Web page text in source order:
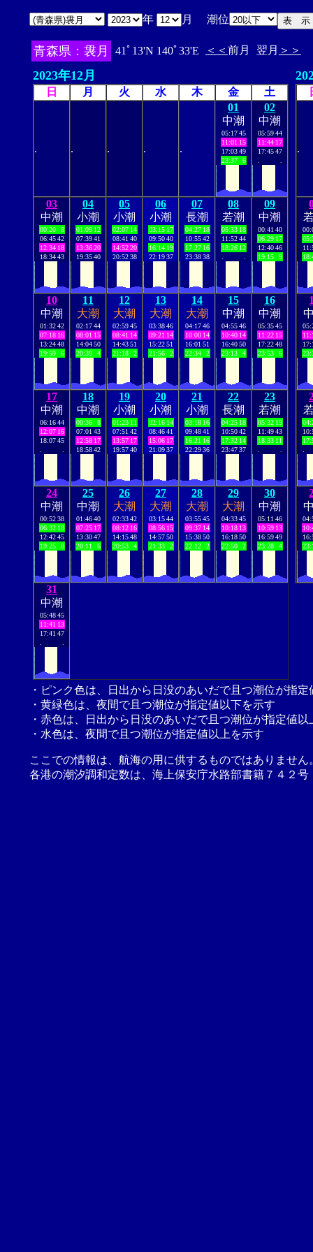
年 月 潮位
青森県：袰月 41ﾟ13'N 140ﾟ33'E ＜＜ 前月 翌月 ＞＞
2023年12月
日 月 火 水 木 金 土
. . . . .
01
中潮
05:17 45
11:01 15
17:03 49
23:37
6
02
中潮
05:59 44
11:44 17
17:45 47
03
中潮
00:20
8
06:45 42
12:34 18
18:34 43
04
小潮
01:09 12
07:39 41
13:36 20
19:35 40
05
小潮
02:07 14
08:41 40
14:52 20
20:52 38
06
小潮
03:15 17
09:50 40
16:14 19
22:19 37
07
長潮
04:27 18
10:55 42
17:27 16
23:38 38
08
若潮
05:33 18
11:52 44
18:26 12
09
中潮
00:41 40
06:29 17
12:40 46
19:15
9
10
中潮
01:32 42
07:18 16
13:24 48
19:59
6
11
大潮
02:17 44
08:01 15
14:04 50
20:39
4
12
大潮
02:59 45
08:41 14
14:43 51
21:18
2
13
大潮
03:38 46
09:21 14
15:22 51
21:56
2
14
大潮
04:17 46
10:00 14
16:01 51
22:34
2
15
中潮
04:55 46
10:40 14
16:40 50
23:13
4
16
中潮
05:35 45
11:22 15
17:22 48
23:53
6
17
中潮
06:16 44
12:07 16
18:07 45
18
中潮
00:36
8
07:01 43
12:58 17
18:58 42
19
小潮
01:23 11
07:51 42
13:57 17
19:57 40
20
小潮
02:16 14
08:46 41
15:06 17
21:09 37
21
小潮
03:18 16
09:48 41
16:21 16
22:29 36
22
長潮
04:25 18
10:50 42
17:32 14
23:47 37
23
若潮
05:32 19
11:49 43
18:33 11
24
中潮
00:52 38
06:32 18
12:42 45
19:25
8
25
中潮
01:46 40
07:25 17
13:30 47
20:11
6
26
大潮
02:33 42
08:12 16
14:15 48
20:53
4
27
大潮
03:15 44
08:56 15
14:57 50
21:33
2
28
大潮
03:55 45
09:37 14
15:38 50
22:12
2
29
大潮
04:33 45
10:18 13
16:18 50
22:50
2
30
中潮
05:11 46
10:59 13
16:59 49
23:28
4
31
中潮
05:48 45
11:41 13
17:41 47
.
・ピンク色は、日出から日没のあいだで且つ潮位が指
・黄緑色は、夜間で且つ潮位が指定値以下を示す
・赤色は、日出から日没のあいだで且つ潮位が指定値以
・水色は、夜間で且つ潮位が指定値以上を示す
ここでの情報は、航海の用に供するものではありませ
各港の潮汐調和定数は、海上保安庁水路部書籍７４２